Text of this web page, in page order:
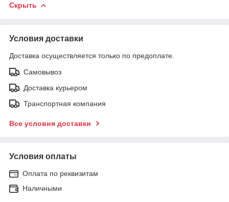
Скрыть
Условия доставки
Доставка осуществляется только по предоплате.
Самовывоз
Доставка курьером
Транспортная компания
Все условия доставки
Условия оплаты
Оплата по реквизитам
Наличными